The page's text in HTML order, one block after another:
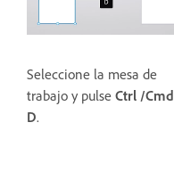
Seleccione la mesa de
trabajo y pulse Ctrl /Cmd
D.